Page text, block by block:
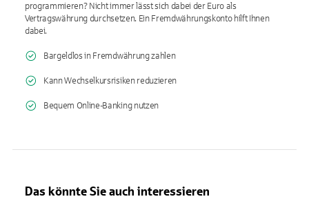
programmieren? Nicht immer lässt sich dabei der Euro als
Vertragswährung durchsetzen. Ein Fremdwährungskonto hilft Ihnen
dabei.
Bargeldlos in Fremdwährung zahlen
Kann Wechselkursrisiken reduzieren
Bequem Online-Banking nutzen
Das könnte Sie auch interessieren